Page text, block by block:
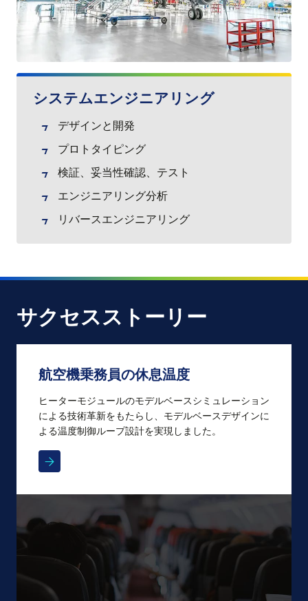
システムエンジニアリング
デザインと開発
プロトタイピング
検証、妥当性確認、テスト
エンジニアリング分析
リバースエンジニアリング
サクセスストーリー
航空機乗務員の休息温度
ヒーターモジュールのモデルベースシミュレーション
による技術革新をもたらし、モデルベースデザインに
よる温度制御ループ設計を実現しました。